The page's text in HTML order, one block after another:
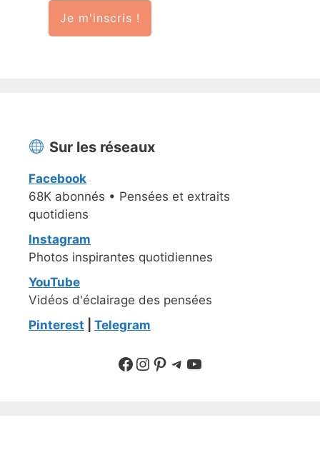
Je m'inscris !
Sur les réseaux
Facebook
68K abonnés • Pensées et extraits
quotidiens
Instagram
Photos inspirantes quotidiennes
YouTube
Vidéos d'éclairage des pensées
Pinterest
Telegram
Suivre sur Facebook
Suivre sur Instagram
Pinterest
Sur Telegram
YouTube